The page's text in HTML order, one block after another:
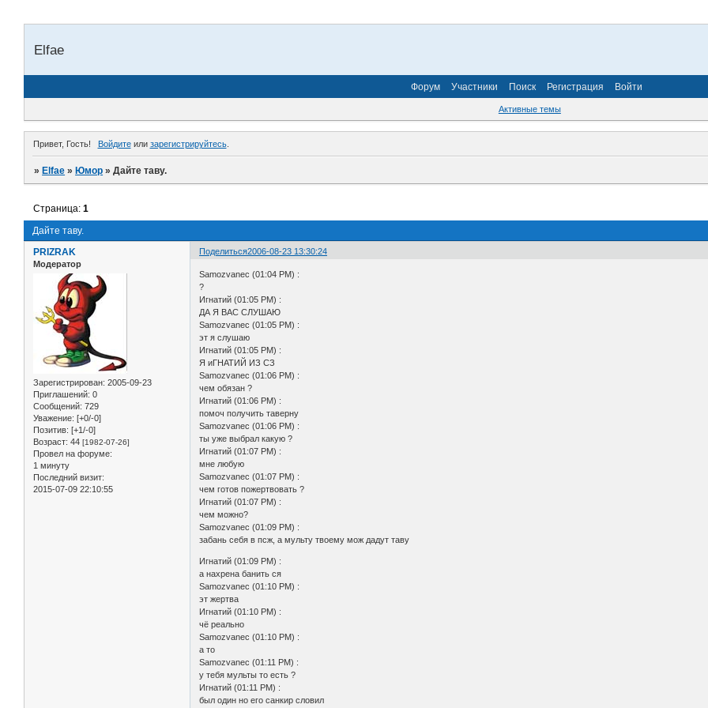
Elfae
Форум Участники Поиск Регистрация Войти
Активные темы
Привет, Гость! Войдитеили зарегистрируйтесь.
»Elfae »Юмор »Дайте таву.
Дайте таву.
Страница:1
Поделиться2006-08-23 13:30:24
PRIZRAK
Модератор
Зарегистрирован: 2005-09-23
Приглашений: 0
Сообщений: 729
Уважение: [+0/-0]
Позитив: [+1/-0]
Возраст: 44 [1982-07-26]
Провел на форуме:
1 минуту
Последний визит:
2015-07-09 22:10:55
Samozvanec (01:04 PM) :
?
Игнатий (01:05 PM) :
ДА Я ВАС СЛУШАЮ
Samozvanec (01:05 PM) :
эт я слушаю
Игнатий (01:05 PM) :
Я иГНАТИЙ ИЗ СЗ
Samozvanec (01:06 PM) :
чем обязан ?
Игнатий (01:06 PM) :
помоч получить таверну
Samozvanec (01:06 PM) :
ты уже выбрал какую ?
Игнатий (01:07 PM) :
мне любую
Samozvanec (01:07 PM) :
чем готов пожертвовать ?
Игнатий (01:07 PM) :
чем можно?
Samozvanec (01:09 PM) :
забань себя в псж, а мульту твоему мож дадут таву
Игнатий (01:09 PM) :
а нахрена банить ся
Samozvanec (01:10 PM) :
эт жертва
Игнатий (01:10 PM) :
чё реально
Samozvanec (01:10 PM) :
а то
Samozvanec (01:11 PM) :
у тебя мульты то есть ?
Игнатий (01:11 PM) :
был один но его санкир словил